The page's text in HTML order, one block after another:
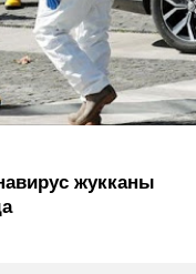
жукканы